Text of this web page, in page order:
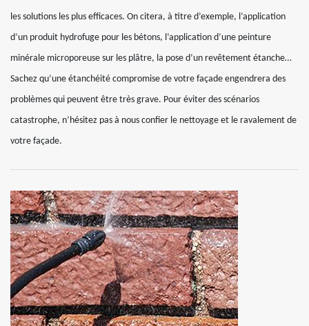
les solutions les plus efficaces. On citera, à titre d’exemple, l’application
d’un produit hydrofuge pour les bétons, l’application d’une peinture
minérale microporeuse sur les plâtre, la pose d’un revêtement étanche…
Sachez qu’une étanchéité compromise de votre façade engendrera des
problèmes qui peuvent être très grave. Pour éviter des scénarios
catastrophe, n’hésitez pas à nous confier le nettoyage et le ravalement de
votre façade.